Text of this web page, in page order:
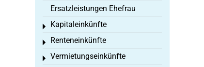
Ersatzleistungen Ehefrau
Kapitaleinkünfte
Toggle menu
Renteneinkünfte
Toggle menu
Vermietungseinkünfte
Toggle menu